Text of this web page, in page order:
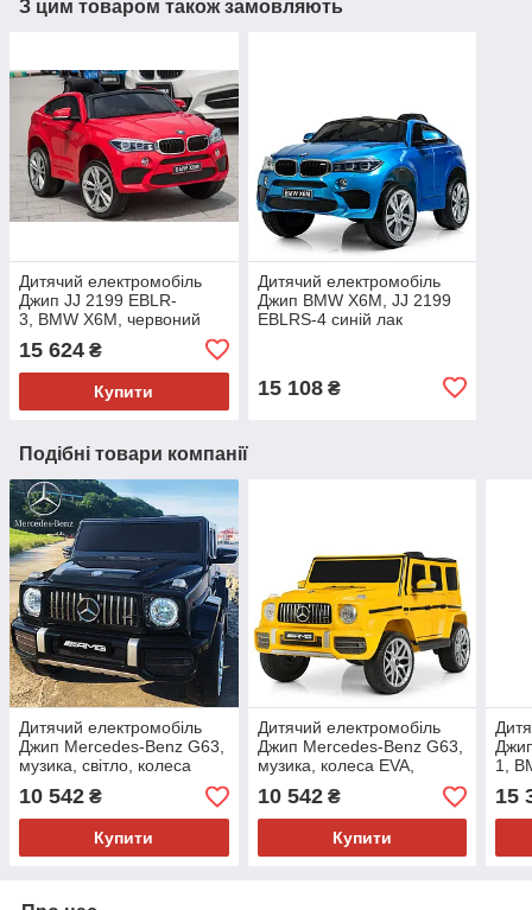
З цим товаром також замовляють
Дитячий електромобіль
Джип JJ 2199 EBLR-
3, BMW X6M, червоний
15 624 ₴
Купити
Дитячий електромобіль
Джип BMW X6M, JJ 2199
EBLRS-4 синій лак
15 108₴
Подібні товари компанії
Дитячий електромобіль
Джип Mercedes-Benz G63,
музика, світло, колеса
EVA, сидіння шкіра, M
4214 EBLR-2 чорний
10 542 ₴
Купити
Дитячий електромобіль
Джип Mercedes-Benz G63,
музика, колеса EVA,
шкіряне сидіння, M 4214
EBLR-6 жовтий
10 542₴
Купити
1,
15